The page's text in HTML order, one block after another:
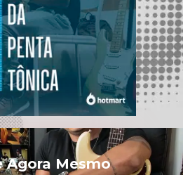
DESCOBRIR
Agora Mesmo